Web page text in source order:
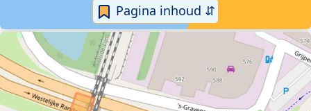
Pagina inhoud ⇵